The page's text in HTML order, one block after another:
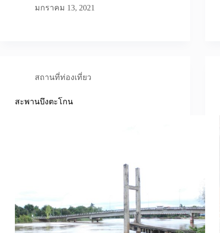
มกราคม 13, 2021
สถานที่ท่องเที่ยว
สะพานบึงตะโกน